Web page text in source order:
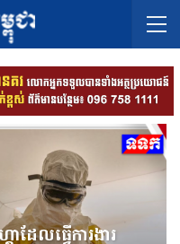
ែលធ្វើការងារ